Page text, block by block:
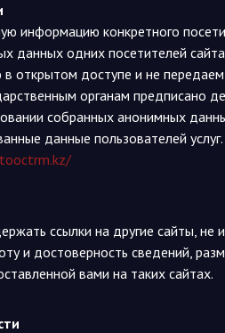
информацию конкретного
данных одних посетителей сайта
открытом доступе и не
органам предписано
собранных анонимных
данные пользователей
ссылки на другие сайты,
и достоверность сведений,
вами на таких сайтах.